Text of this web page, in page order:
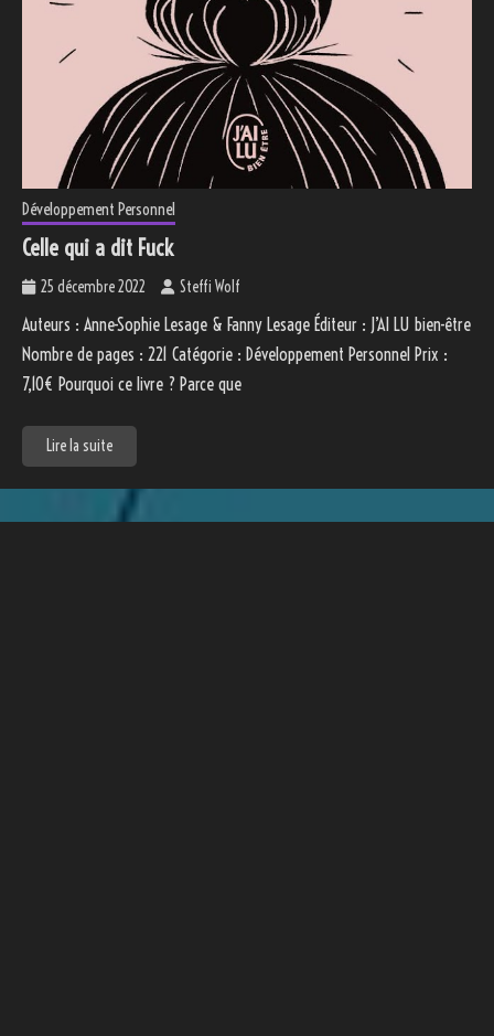
Développement Personnel
Celle qui a dit Fuck
25 décembre 2022 Steffi Wolf
Auteurs : Anne-Sophie Lesage & Fanny Lesage Éditeur : J’AI LU bien-être
Nombre de pages : 221 Catégorie : Développement Personnel Prix :
7,10€ Pourquoi ce livre ? Parce que
Lire la suite